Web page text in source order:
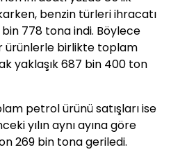
benzin türleri ihracatı
778 tona indi. Böylece
ürünlerle birlikte toplam
yaklaşık 687 bin 400 ton
petrol ürünü satışları ise
yılın aynı ayına göre
269 bin tona geriledi.